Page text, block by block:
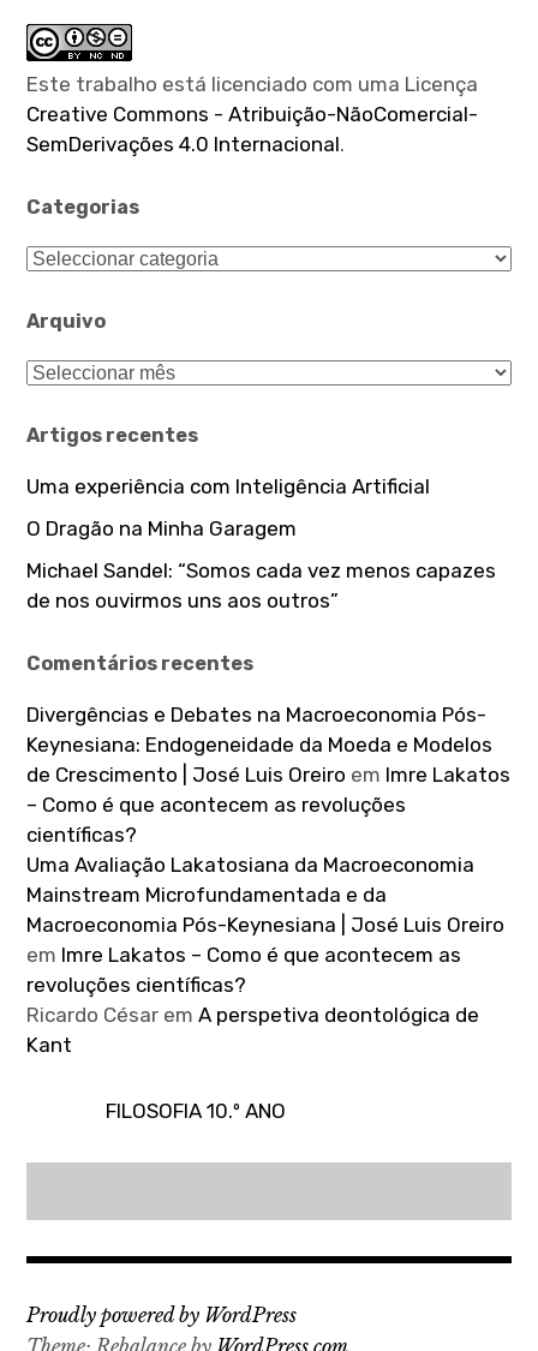
Este trabalho está licenciado com uma Licença
Creative Commons - Atribuição-NãoComercial-
SemDerivações 4.0 Internacional.
Categorias
Categorias
Arquivo
Arquivo
Artigos recentes
Uma experiência com Inteligência Artificial
O Dragão na Minha Garagem
Michael Sandel: “Somos cada vez menos capazes
de nos ouvirmos uns aos outros”
Comentários recentes
Divergências e Debates na Macroeconomia Pós-
Keynesiana: Endogeneidade da Moeda e Modelos
de Crescimento | José Luis Oreiro em Imre Lakatos
– Como é que acontecem as revoluções
científicas?
Uma Avaliação Lakatosiana da Macroeconomia
Mainstream Microfundamentada e da
Macroeconomia Pós-Keynesiana | José Luis Oreiro
em Imre Lakatos – Como é que acontecem as
revoluções científicas?
Ricardo César emA perspetiva deontológica de
Kant
FILOSOFIA 10.º ANO
Proudly powered by WordPress
Theme: Rebalance by WordPress.com